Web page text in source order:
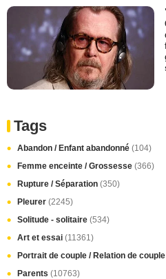
Tags
Abandon / Enfant abandonné (104)
Femme enceinte / Grossesse (366)
Rupture / Séparation (350)
Pleurer (2245)
Solitude - solitaire (534)
Art et essai (11361)
Portrait de couple / Relation de couple
Parents (10763)